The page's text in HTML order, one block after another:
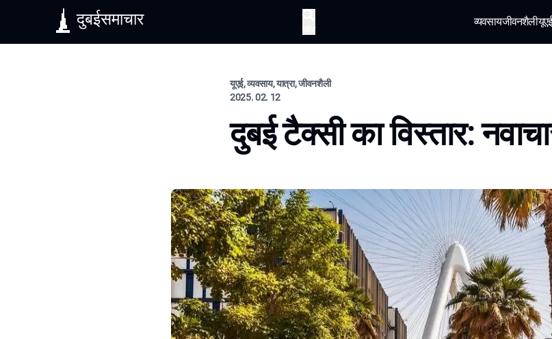
दुबईसमाचार व्यवसायजीवनशैलीयूएई
यूएई, व्यवसाय, यात्रा, जीवनशैली
2025. 02. 12
दुबई टैक्सी का विस्तार: